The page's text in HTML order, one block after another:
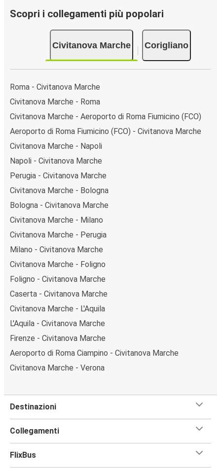
Scopri i collegamenti più popolari
Civitanova Marche Corigliano
Roma - Civitanova Marche
Civitanova Marche - Roma
Civitanova Marche - Aeroporto di Roma Fiumicino (FCO)
Aeroporto di Roma Fiumicino (FCO) - Civitanova Marche
Civitanova Marche - Napoli
Napoli - Civitanova Marche
Perugia - Civitanova Marche
Civitanova Marche - Bologna
Bologna - Civitanova Marche
Civitanova Marche - Milano
Civitanova Marche - Perugia
Milano - Civitanova Marche
Civitanova Marche - Foligno
Foligno - Civitanova Marche
Caserta - Civitanova Marche
Civitanova Marche - L'Aquila
L'Aquila - Civitanova Marche
Firenze - Civitanova Marche
Aeroporto di Roma Ciampino - Civitanova Marche
Civitanova Marche - Verona
Destinazioni
Collegamenti
FlixBus